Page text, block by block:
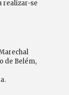
realizar-se
de Belém,